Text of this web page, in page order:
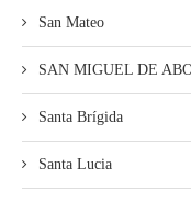
San Mateo
SAN MIGUEL DE
Santa Brígida
Santa Lucia